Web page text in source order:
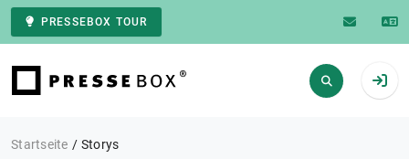
PRESSEBOX TOUR
Zur Startseite
Startseite Storys